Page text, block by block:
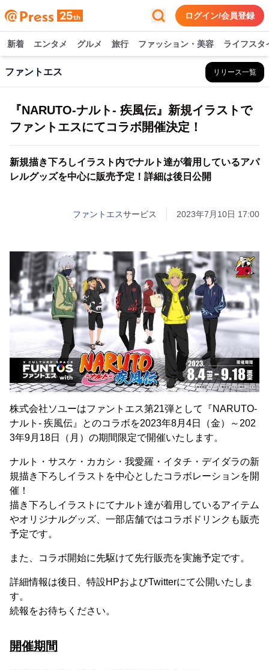
ログイン/会員登録
新着 エンタメ グルメ 旅行 ファッション・美容 ライフスタ
ファントエス リリース一覧
『NARUTO-ナルト- 疾風伝』新規イラストで
ファントエスにてコラボ開催決定！
新規描き下ろしイラスト内でナルト達が着用しているアパ
レルグッズを中心に販売予定！詳細は後日公開
ファントエスサービス 2023年7月10日 17:00
株式会社ソユーはファントエス第21弾として『NARUTO-
ナルト- 疾風伝』とのコラボを2023年8月4日（金）～202
3年9月18日（月）の期間限定で開催いたします。
ナルト・サスケ・カカシ・我愛羅・イタチ・デイダラの新
規描き下ろしイラストを中心としたコラボレーションを開
催！
描き下ろしイラストにてナルト達が着用しているアイテム
やオリジナルグッズ、一部店舗ではコラボドリンクも販売
予定です。
また、コラボ開始に先駆けて先行販売を実施予定です。
詳細情報は後日、特設HPおよびTwitterにて公開いたしま
す。
続報をお待ちください。
開催期間